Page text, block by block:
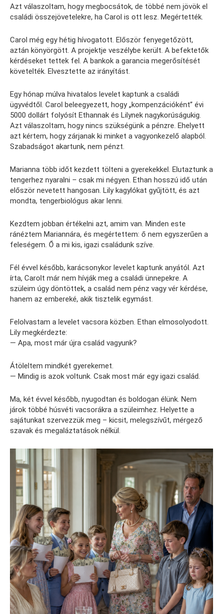
Azt válaszoltam, hogy megbocsátok, de többé nem jövök el
családi összejövetelekre, ha Carol is ott lesz. Megértették.
Carol még egy hétig hívogatott. Először fenyegetőzött,
aztán könyörgött. A projektje veszélybe került. A befektetők
kérdéseket tettek fel. A bankok a garancia megerősítését
követelték. Elvesztette az irányítást.
Egy hónap múlva hivatalos levelet kaptunk a családi
ügyvédtől. Carol beleegyezett, hogy „kompenzációként” évi
5000 dollárt folyósít Ethannak és Lilynek nagykorúságukig.
Azt válaszoltam, hogy nincs szükségünk a pénzre. Ehelyett
azt kértem, hogy zárjanak ki minket a vagyonkezelő alapból.
Szabadságot akartunk, nem pénzt.
Marianna több időt kezdett tölteni a gyerekekkel. Elutaztunk a
tengerhez nyaralni – csak mi négyen. Ethan hosszú idő után
először nevetett hangosan. Lily kagylókat gyűjtött, és azt
mondta, tengerbiológus akar lenni.
Kezdtem jobban értékelni azt, amim van. Minden este
ránéztem Mariannára, és megértettem: ő nem egyszerűen a
feleségem. Ő a mi kis, igazi családunk szíve.
Fél évvel később, karácsonykor levelet kaptunk anyától. Azt
írta, Carolt már nem hívják meg a családi ünnepekre. A
szüleim úgy döntöttek, a család nem pénz vagy vér kérdése,
hanem az embereké, akik tisztelik egymást.
Felolvastam a levelet vacsora közben. Ethan elmosolyodott.
Lily megkérdezte:
— Apa, most már újra család vagyunk?
Átöleltem mindkét gyerekemet.
— Mindig is azok voltunk. Csak most már egy igazi család.
Ma, két évvel később, nyugodtan és boldogan élünk. Nem
járok többé húsvéti vacsorákra a szüleimhez. Helyette a
sajátunkat szervezzük meg – kicsit, melegszívűt, mérgező
szavak és megaláztatások nélkül.